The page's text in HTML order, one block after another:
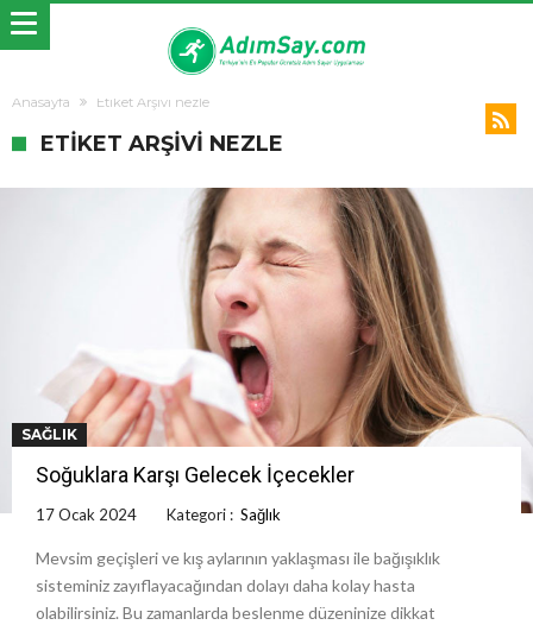
Anasayfa Etiket Arşivi nezle
ETIKET ARŞIVI NEZLE
SAĞLIK
Soğuklara Karşı Gelecek İçecekler
17 Ocak 2024 Kategori : Sağlık
Mevsim geçişleri ve kış aylarının yaklaşması ile bağışıklık
sisteminiz zayıflayacağından dolayı daha kolay hasta
olabilirsiniz. Bu zamanlarda beslenme düzeninize dikkat